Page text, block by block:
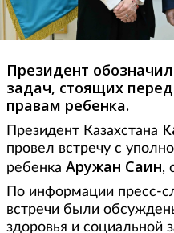
Президент
задач, стоящих
правам ребенка.
Президент Казахстана
провел встречу с
ребенка Аружан Саин,
По информации пресс-
встречи были
здоровья и социальной